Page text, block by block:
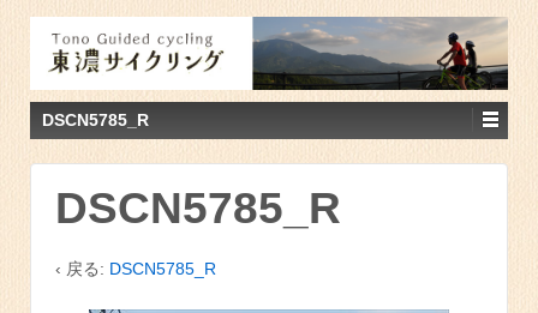
DSCN5785_R
DSCN5785_R
‹ 戻る: DSCN5785_R